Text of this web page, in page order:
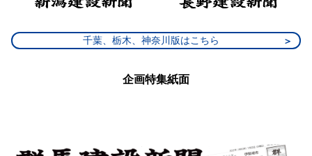
千葉、栃木、神奈川版はこちら
企画特集紙面